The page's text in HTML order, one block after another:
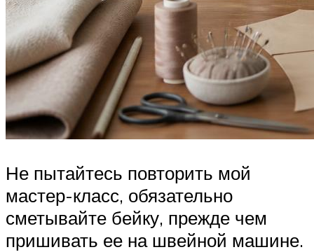
Не пытайтесь повторить мой
мастер-класс, обязательно
сметывайте бейку, прежде чем
пришивать ее на швейной машине.